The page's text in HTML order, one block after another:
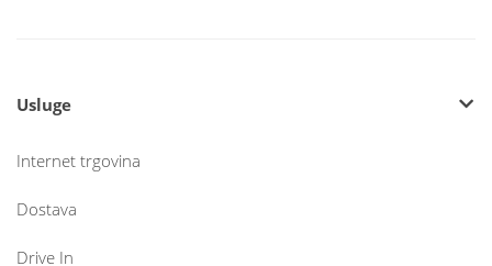
Usluge
Internet trgovina
Dostava
Drive In